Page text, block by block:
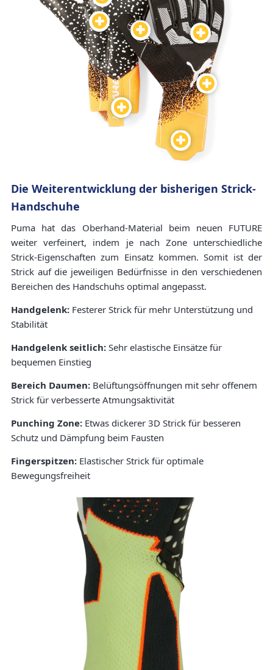
Die Weiterentwicklung der bisherigen Strick-
Handschuhe
Puma hat das Oberhand-Material beim neuen FUTURE
weiter verfeinert, indem je nach Zone unterschiedliche
Strick-Eigenschaften zum Einsatz kommen. Somit ist der
Strick auf die jeweiligen Bedürfnisse in den verschiedenen
Bereichen des Handschuhs optimal angepasst.
Handgelenk: Festerer Strick für mehr Unterstützung und
Stabilität
Handgelenk seitlich: Sehr elastische Einsätze für
bequemen Einstieg
Bereich Daumen: Belüftungsöffnungen mit sehr offenem
Strick für verbesserte Atmungsaktivität
Punching Zone: Etwas dickerer 3D Strick für besseren
Schutz und Dämpfung beim Fausten
Fingerspitzen: Elastischer Strick für optimale
Bewegungsfreiheit